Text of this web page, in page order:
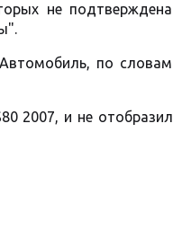
не подтверждена
по словам
2007, и не отобразил